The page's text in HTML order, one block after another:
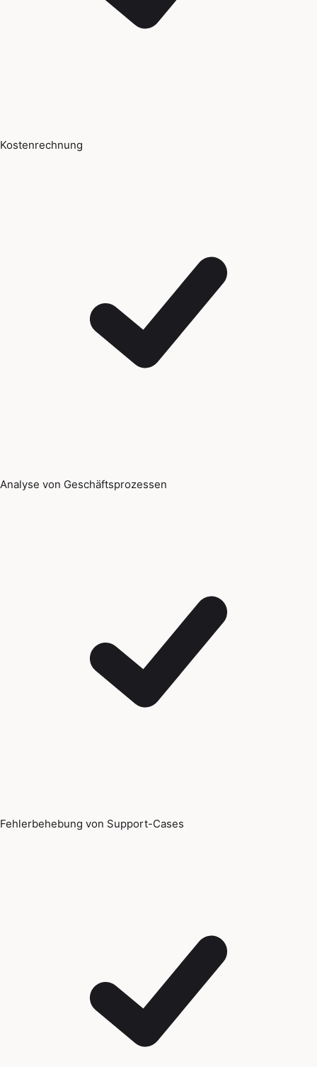
Kostenrechnung
Analyse von Geschäftsprozessen
Fehlerbehebung von Support-Cases